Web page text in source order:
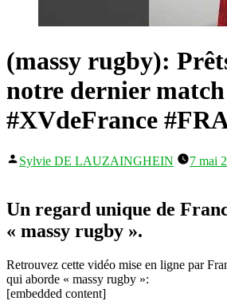
(massy rugby):
notre dernier match
#XVdeFrance
Publié
Sylvie DE LAUZAINGHEIN 7 mai
Un regard unique de
« massy rugby ».
Retrouvez cette vidéo mise en ligne par
qui aborde « massy rugby »:
[embedded content]